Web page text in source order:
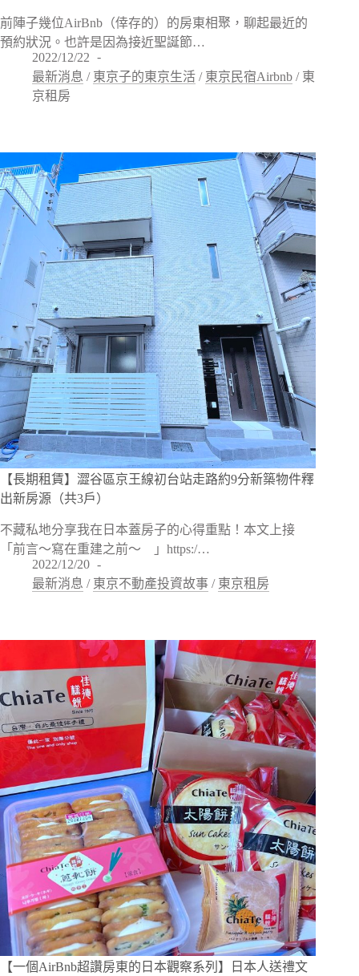
前陣子幾位AirBnb（倖存的）的房東相聚，聊起最近的
預約狀況。也許是因為接近聖誕節…
2022/12/22
最新消息 / 東京子的東京生活 / 東京民宿Airbnb / 東
京租房
【長期租賃】澀谷區京王線初台站走路約9分新築物件釋
出新房源（共3戶）
不藏私地分享我在日本蓋房子的心得重點！本文上接
「前言～寫在重建之前～ 」https:/…
2022/12/20
最新消息 / 東京不動產投資故事 / 東京租房
【一個AirBnb超讚房東的日本觀察系列】日本人送禮文